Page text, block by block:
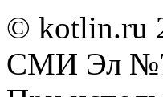
© kotlin.ru
СМИ Эл